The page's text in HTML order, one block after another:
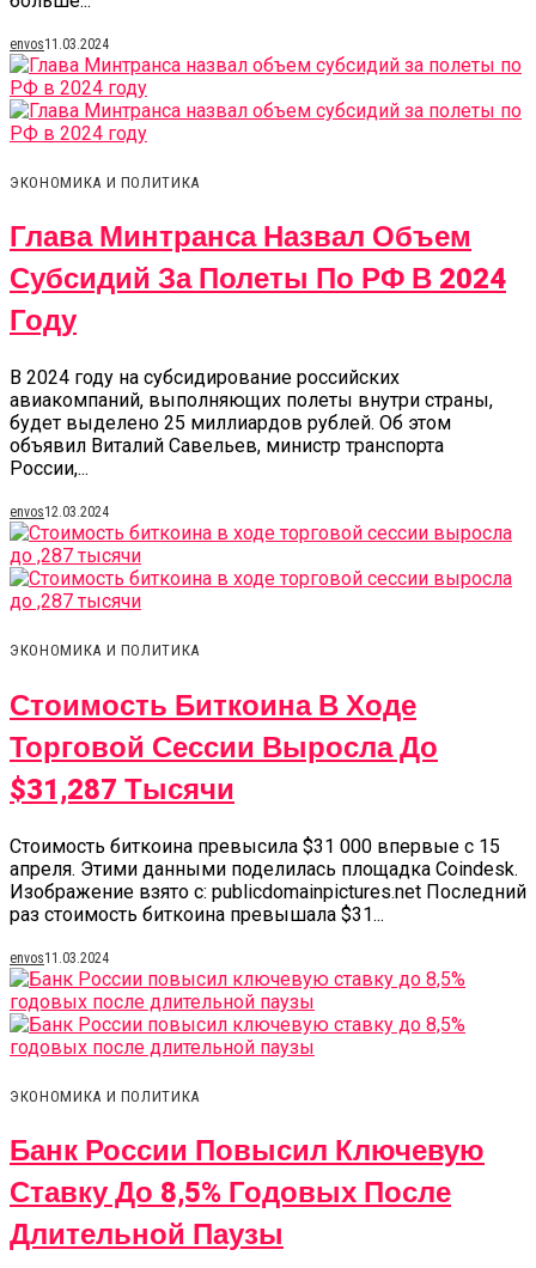
envos11.03.2024
ЭКОНОМИКА И ПОЛИТИКА
Глава Минтранса Назвал Объем
Субсидий За Полеты По РФ В 2024
Году
В 2024 году на субсидирование российских
авиакомпаний, выполняющих полеты внутри страны,
будет выделено 25 миллиардов рублей. Об этом
объявил Виталий Савельев, министр транспорта
России,...
envos12.03.2024
ЭКОНОМИКА И ПОЛИТИКА
Стоимость Биткоина В Ходе
Торговой Сессии Выросла До
$31,287 Тысячи
Стоимость биткоина превысила $31 000 впервые с 15
апреля. Этими данными поделилась площадка Coindesk.
Изображение взято с: publicdomainpictures.net Последний
раз стоимость биткоина превышала $31...
envos11.03.2024
ЭКОНОМИКА И ПОЛИТИКА
Банк России Повысил Ключевую
Ставку До 8,5% Годовых После
Длительной Паузы